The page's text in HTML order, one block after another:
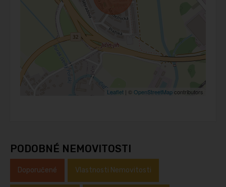
Leaflet | © OpenStreetMapcontributors
PODOBNÉ NEMOVITOSTI
Doporučené Vlastnosti Nemovitosti